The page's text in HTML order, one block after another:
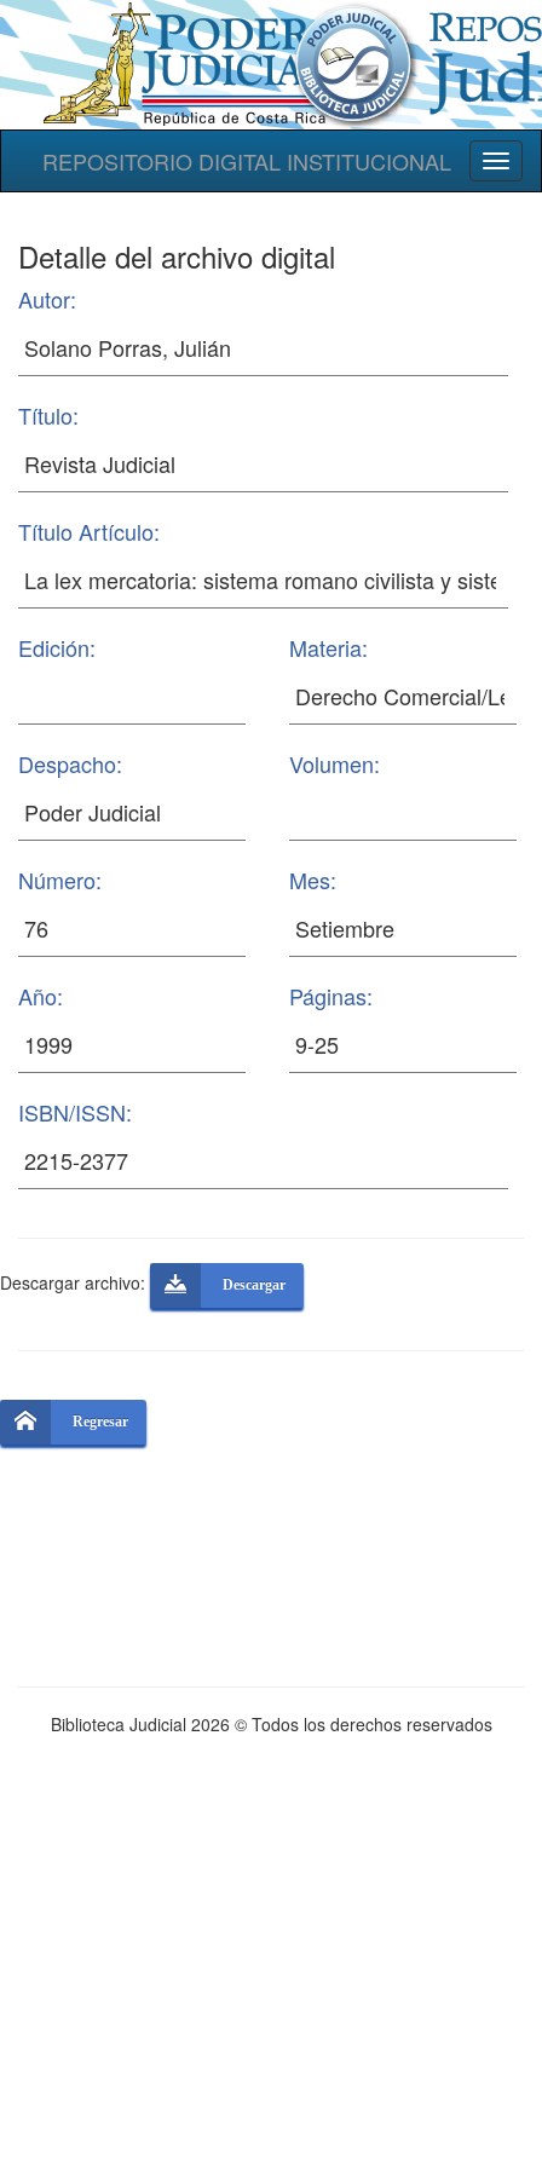
REPOSITORIO DIGITAL INSTITUCIONAL
Detalle del archivo digital
Autor:
Título:
Título Artículo:
Edición: Materia:
Despacho: Volumen:
Número: Mes:
Año: Páginas:
ISBN/ISSN:
Descargar archivo: Descargar
Regresar
Biblioteca Judicial 2026 © Todos los derechos reservados